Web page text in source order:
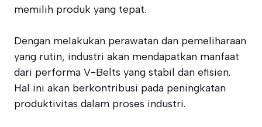
memilih produk yang tepat.
Dengan melakukan perawatan dan pemeliharaan
yang rutin, industri akan mendapatkan manfaat
dari performa V-Belts yang stabil dan efisien.
Hal ini akan berkontribusi pada peningkatan
produktivitas dalam proses industri.